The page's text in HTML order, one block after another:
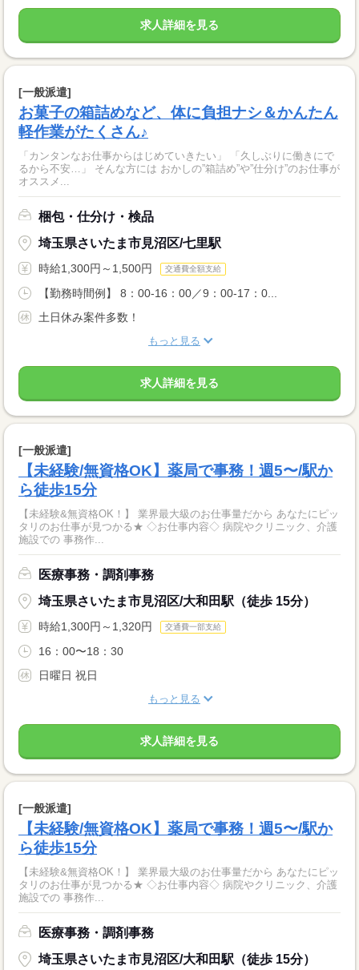
求人詳細を見る
[一般派遣]
お菓子の箱詰めなど、体に負担ナシ＆かんたん
軽作業がたくさん♪
「カンタンなお仕事からはじめていきたい」 「久しぶりに働きにで
るから不安…」 そんな方には おかしの”箱詰め”や”仕分け”のお仕事が
オススメ...
梱包・仕分け・検品
埼玉県さいたま市見沼区/七里駅
時給1,300円～1,500円 交通費全額支給
【勤務時間例】 8：00-16：00／9：00-17：0...
土日休み案件多数！
もっと見る
求人詳細を見る
[一般派遣]
【未経験/無資格OK】薬局で事務！週5〜/駅か
ら徒歩15分
【未経験&無資格OK！】 業界最大級のお仕事量だから あなたにピッ
タリのお仕事が見つかる★ ◇お仕事内容◇ 病院やクリニック、介護
施設での 事務作...
医療事務・調剤事務
埼玉県さいたま市見沼区/大和田駅（徒歩 15分）
時給1,300円～1,320円 交通費一部支給
16：00〜18：30
日曜日 祝日
もっと見る
求人詳細を見る
[一般派遣]
【未経験/無資格OK】薬局で事務！週5〜/駅か
ら徒歩15分
【未経験&無資格OK！】 業界最大級のお仕事量だから あなたにピッ
タリのお仕事が見つかる★ ◇お仕事内容◇ 病院やクリニック、介護
施設での 事務作...
医療事務・調剤事務
埼玉県さいたま市見沼区/大和田駅（徒歩 15分）